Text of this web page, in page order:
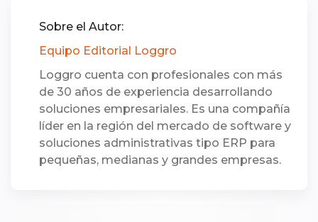
Sobre el Autor:
Equipo Editorial Loggro
Loggro cuenta con profesionales con más
de 30 años de experiencia desarrollando
soluciones empresariales. Es una compañía
líder en la región del mercado de software y
soluciones administrativas tipo ERP para
pequeñas, medianas y grandes empresas.